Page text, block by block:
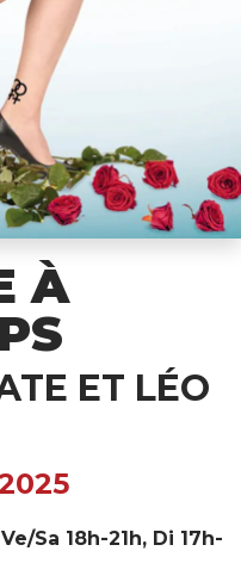
À
ET LÉO
Sa 18h-21h, Di 17h-